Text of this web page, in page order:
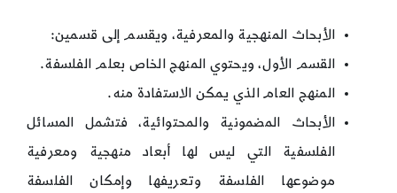
الأبحاث المنهجية والمعرفية، ويقسم إلى قسمين:
القسم الأول، ويحتوي المنهج الخاص بعلم الفلسفة.
المنهج العام الذي يمكن الاستفادة منه.
الأبحاث المضمونية والمحتوائية، فتشمل المسائل
الفلسفية التي ليس لها أبعاد منهجية ومعرفية
موضوعها الفلسفة وتعريفها وإمكان الفلسفة